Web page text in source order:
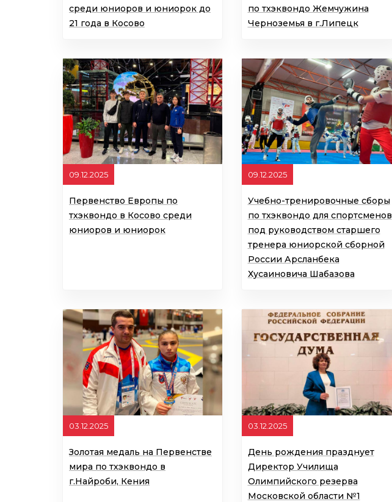
среди юниоров и юниорок до
21 года в Косово
по тхэквондо Жемчужина
Черноземья в г.Липецк
09.12.2025
Первенство Европы по
тхэквондо в Косово среди
юниоров и юниорок
09.12.2025
Учебно-тренировочные сборы
по тхэквондо для спортсменов
под руководством старшего
тренера юниорской сборной
России Арсланбека
Хусаиновича Шабазова
03.12.2025
Золотая медаль на Первенстве
мира по тхэквондо в
г.Найроби, Кения
03.12.2025
День рождения празднует
Директор Училища
Олимпийского резерва
Московской области №1